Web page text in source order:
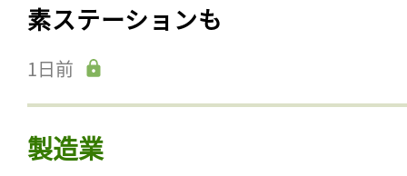
素ステーションも
1日前
製造業